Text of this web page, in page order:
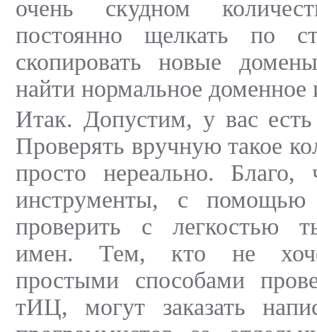
очень скудном
постоянно щелкать по
скопировать новые
найти нормальное
Итак. Допустим, у вас
Проверять вручную такое
просто нереально.
инструменты, с
проверить с легкостью
имен. Тем, кто не
простыми способами
тИЦ, могут заказать